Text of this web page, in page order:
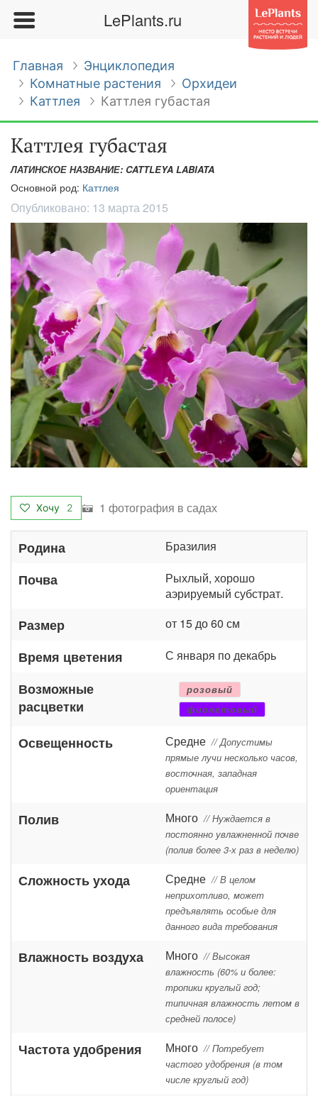
LePlants.ru
Главная
Энциклопедия
Комнатные растения
Орхидеи
Каттлея
Каттлея губастая
Каттлея губастая
ЛАТИНСКОЕ НАЗВАНИЕ: CATTLEYA LABIATA
Основной род: Каттлея
Опубликовано: 13 марта 2015
Хочу 2 1 фотография в садах
Родина Бразилия
Почва
Рыхлый, хорошо
аэрируемый субстрат.
Размер от 15 до 60 см
Время цветения С января по декабрь
Возможные
расцветки
розовый
фиолетовый
Освещенность Средне // Допустимы
прямые лучи несколько часов,
восточная, западная
ориентация
Полив Много // Нуждается в
постоянно увлажненной почве
(полив более 3-х раз в неделю)
Сложность ухода Средне // В целом
неприхотливо, может
предъявлять особые для
данного вида требования
Влажность воздуха Много // Высокая
влажность (60% и более:
тропики круглый год;
типичная влажность летом в
средней полосе)
Частота удобрения Много // Потребует
частого удобрения (в том
числе круглый год)